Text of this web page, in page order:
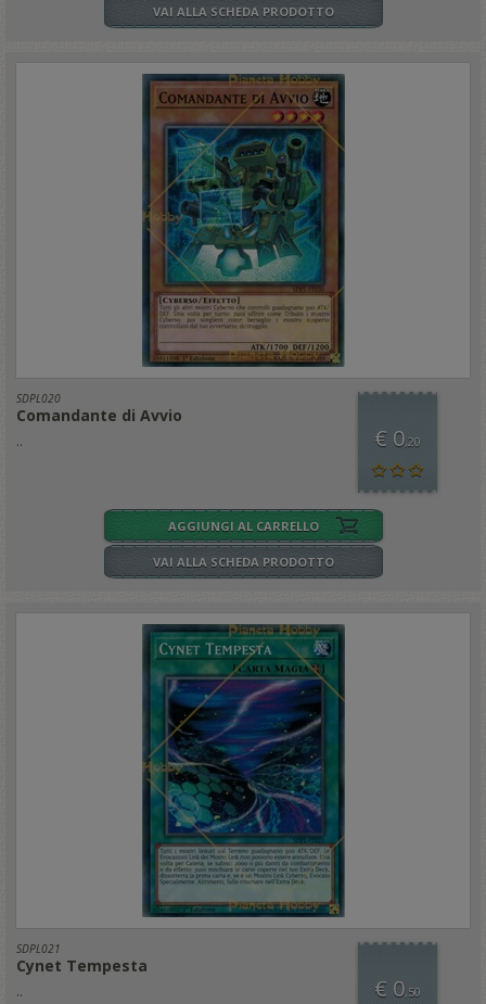
VAI ALLA SCHEDA PRODOTTO
SDPL020
Comandante di Avvio
.. € 0,20
AGGIUNGI AL CARRELLO
VAI ALLA SCHEDA PRODOTTO
SDPL021
Cynet Tempesta
.. € 0,50